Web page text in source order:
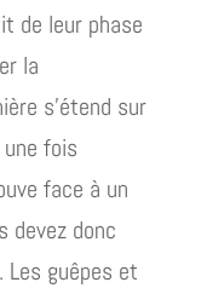
de leur phase
la
s’étend sur
fois
face à un
devez donc
Les guêpes et